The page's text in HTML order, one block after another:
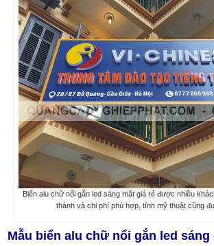
Biển alu chữ nổi gắn led sáng mặt giá rẻ được nhiều
thành và chi phí phù hợp, tính mỹ thuật cũng
Mẫu biển alu chữ nổi gắn led sáng